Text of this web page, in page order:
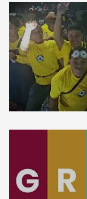
14 Tahun
Tantangan,
Babak
Respect,
Excellence)